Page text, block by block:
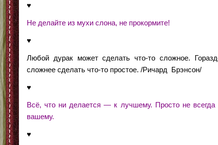
♥
Не делайте из мухи слона, не прокормите!
♥
Любой дурак может сделать что-то сложное.
сложнее сделать что-то простое. /Ричард Брэнсон/
♥
Всё, что ни делается — к лучшему. Просто не всегда
вашему.
♥